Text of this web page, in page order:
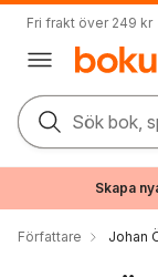
Fri frakt över 249 kr
Sök bok,
Skapa
Författare Johan